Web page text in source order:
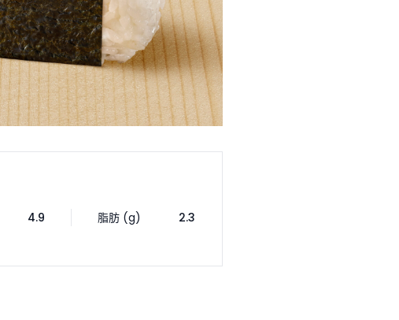
4.9 脂肪 (g) 2.3